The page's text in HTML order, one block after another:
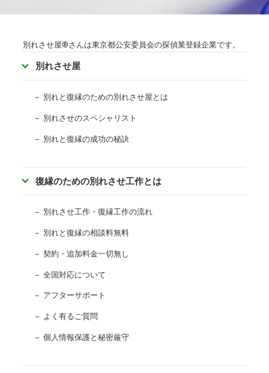
別れさせ屋®さんは東京都公安委員会の探偵業登録企業です。
別れさせ屋
別れと復縁のための別れさせ屋とは
別れさせのスペシャリスト
別れと復縁の成功の秘訣
復縁のための別れさせ工作とは
別れさせ工作・復縁工作の流れ
別れと復縁の相談料無料
契約・追加料金一切無し
全国対応について
アフターサポート
よく有るご質問
個人情報保護と秘密厳守